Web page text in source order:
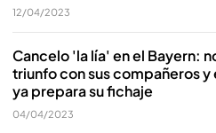
12/04/2023
Cancelo 'la lía' en el Bayern:
triunfo con sus compañeros y
ya prepara su fichaje
04/04/2023